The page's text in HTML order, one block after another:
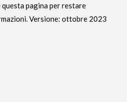
pagina per restare
Versione: ottobre 2023